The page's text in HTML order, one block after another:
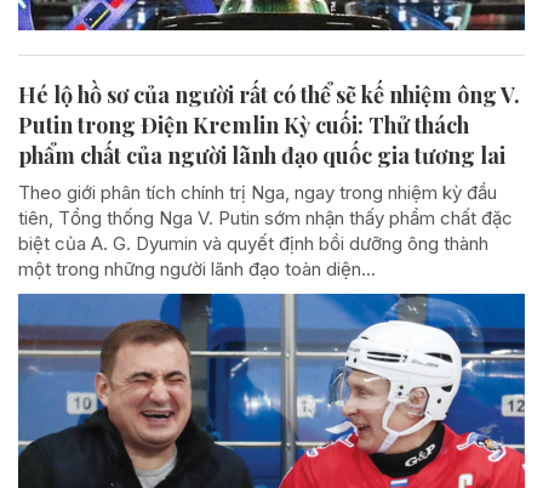
Hé lộ hồ sơ của người rất có thể sẽ kế nhiệm ông V.
Putin trong Điện Kremlin Kỳ cuối: Thử thách
phẩm chất của người lãnh đạo quốc gia tương lai
Theo giới phân tích chính trị Nga, ngay trong nhiệm kỳ đầu
tiên, Tổng thống Nga V. Putin sớm nhận thấy phẩm chất đặc
biệt của A. G. Dyumin và quyết định bồi dưỡng ông thành
một trong những người lãnh đạo toàn diện...